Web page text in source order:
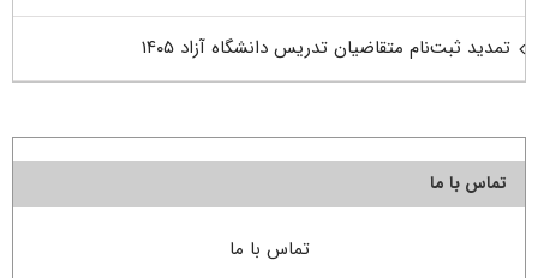
تمدید ثبت‌نام متقاضیان تدریس دانشگاه آزاد ۱۴۰۵
تماس با ما
تماس با ما